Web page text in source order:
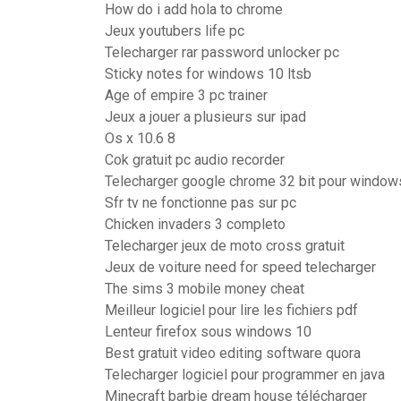
How do i add hola to chrome
Jeux youtubers life pc
Telecharger rar password unlocker pc
Sticky notes for windows 10 ltsb
Age of empire 3 pc trainer
Jeux a jouer a plusieurs sur ipad
Os x 10.6 8
Cok gratuit pc audio recorder
Telecharger google chrome 32 bit pour
Sfr tv ne fonctionne pas sur pc
Chicken invaders 3 completo
Telecharger jeux de moto cross gratuit
Jeux de voiture need for speed telecharger
The sims 3 mobile money cheat
Meilleur logiciel pour lire les fichiers pdf
Lenteur firefox sous windows 10
Best gratuit video editing software quora
Telecharger logiciel pour programmer en java
Minecraft barbie dream house télécharger